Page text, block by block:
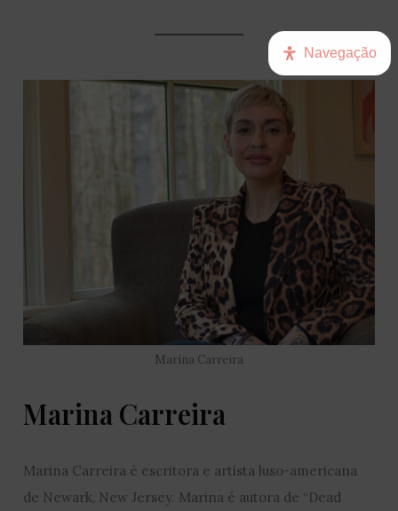
Marina Carreira
Marina Carreira
Marina Carreira é escritora e artista luso-americana
de Newark, New Jersey. Marina é autora de “Dead
Navegação